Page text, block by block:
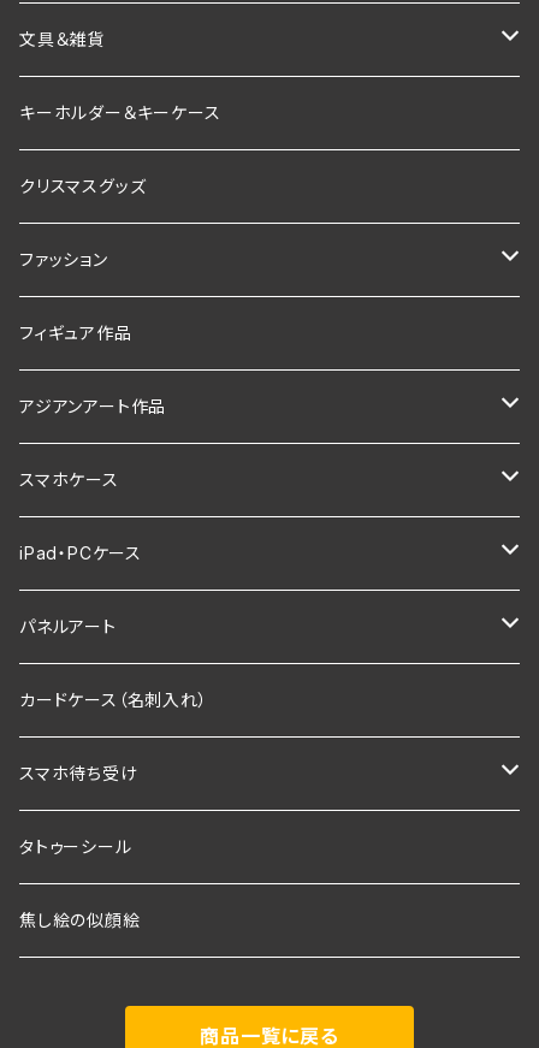
文具＆雑貨
インテリア雑貨
お香＆インセンスホルダー
キーホルダー＆キーケース
クリスマスグッズ
ファッション
Tシャツ
ストール
アクセ
ピアス
リング
バッグ
財布
フィギュア作品
アジアンアート作品
ロータス
ガネーシャ
プルメリア
海
ホヌ（ウミガメ）
アジアンフラワー
七福神
スマホケース
アジアン
ガネーシャ
アニマルデザイン
グリップケース
スマホリング
iPad・PCケース
iPadケース
パネルアート
F0サイズ
SMサイズ
F3
F4
カードケース（名刺入れ）
スマホ待ち受け
毘沙門天
タトゥーシール
焦し絵の似顔絵
商品一覧に戻る